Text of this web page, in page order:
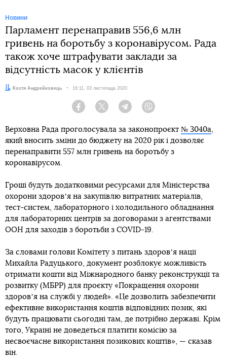
Новини
Парламент перенаправив 556,6 млн
гривень на боротьбу з коронавірусом. Рада
також хоче штрафувати заклади за
відсутність масок у клієнтів
Автор:Костя Андрейковець Дата:
16:11, 03 листопада 2020
Facebook Twitter Telegram
Верховна Рада проголосувала за законопроєкт № 3040а
який вносить зміни до бюджету на 2020 рік і дозволяє
перенаправити 557 млн гривень на боротьбу з
коронавірусом.
Гроші будуть додатковими ресурсами для Міністерства
охорони здоровʼя на закупівлю витратних матеріалів,
тест-систем, лабораторного і холодильного обладнання
для лабораторних центрів за договорами з агентствами
ООН для заходів з боротьби з COVID-19.
За словами голови Комітету з питань здоровʼя нації
Михайла Радуцького, документ розблокує можливість
отримати кошти від Міжнародного банку реконструкції та
розвитку (МБРР) для проєкту «Покращення охорони
здоровʼя на службі у людей». «Це дозволить забезпечити
ефективне використання коштів відповідних позик, які
будуть працювати сьогодні там, де потрібно державі. Крім
того, Україні не доведеться платити комісію за
несвоєчасне використання позикових коштів», — сказав
він.